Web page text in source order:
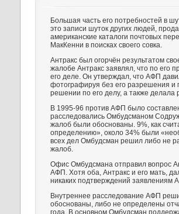
Большая часть его потребностей в
это записи шуток других людей,
американские каталоги почтовых
МакКенни в поисках своего совка.
Антракс был огорчён результатом
жалобе Антракс заявлял, что по его
его деле. Он утверждал, что АФП
фотографируя без его разрешения и
решении по его делу, а также делала
В 1995-96 против АФП было
расследовались Омбудсманом
жалоб были обоснованы. 9%, как
определению», около 34% были
всех дел Омбудсман решил либо не
жалоб.
Офис Омбудсмана отправил вопрос
АФП. Хотя оба, Антракс и его мать,
никаких подтверждений заявлениям
Внутреннее расследование АФП
обоснованы, либо не определены
года. В основном Омбудсман